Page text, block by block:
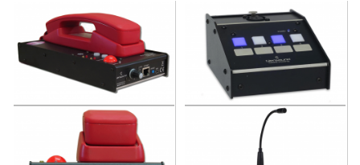
Beatrice P2
Combiné téléphonique
Dante
Beatrice PM4
Boitier compact
Dante et AES67